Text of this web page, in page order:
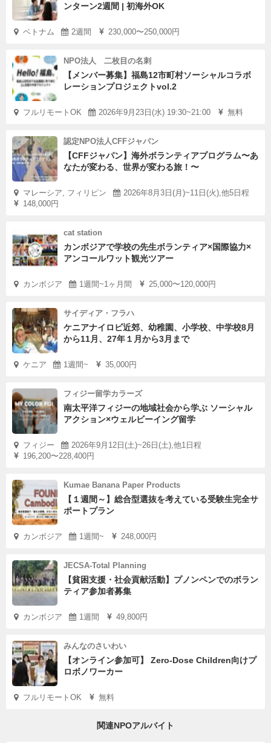
ンターン2週間 | 初海外OK
ベトナム 2週間 230,000〜250,000円
NPO法人 二枚目の名刺
【メンバー募集】福島12市町村ソーシャルコラボ
レーションプロジェクトvol.2
フルリモートOK 2026年9月23日(水) 19:30~21:00 無料
認定NPO法人CFFジャパン
【CFFジャパン】海外ボランティアプログラム〜あ
なたが変わる、世界が変わる旅！〜
マレーシア, フィリピン
2026年8月3日(月)~11日(火),他5日程
148,000円
cat station
カンボジアで学校の先生ボランティア×国際協力×
アンコールワット観光ツアー
カンボジア 1週間~1ヶ月間 25,000〜120,000円
サイディア・フラハ
ケニアナイロビ近郊、幼稚園、小学校、中学校8月
から11月、27年１月から3月まで
ケニア 1週間~ 35,000円
フィジー留学カラーズ
南太平洋フィジーの地域社会から学ぶ ソーシャル
アクション×ウェルビーイング留学
フィジー
2026年9月12日(土)~26日(土),他1日程
196,200〜228,400円
Kumae Banana Paper Products
【１週間～】総合型選抜を考えている受験生完全サ
ポートプラン
カンボジア 1週間~ 248,000円
JECSA-Total Planning
【貧困支援・社会貢献活動】プノンペンでのボラン
ティア参加者募集
カンボジア 1週間 49,800円
みんなのさいわい
【オンライン参加可】 Zero-Dose Children向けプ
ロボノワーカー
フルリモートOK 無料
関連NPOアルバイト